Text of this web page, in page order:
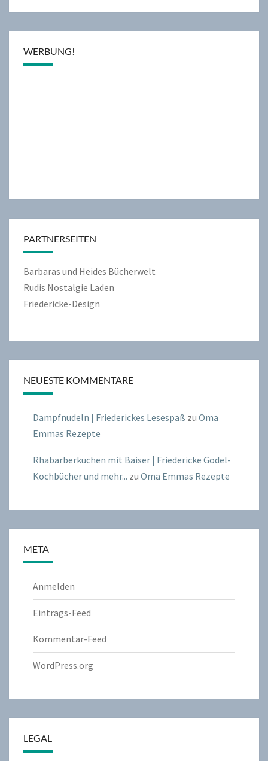
WERBUNG!
PARTNERSEITEN
Barbaras und Heides Bücherwelt
Rudis Nostalgie Laden
Friedericke-Design
NEUESTE KOMMENTARE
Dampfnudeln | Friederickes Lesespaß zu Oma
Emmas Rezepte
Rhabarberkuchen mit Baiser | Friedericke Godel-
Kochbücher und mehr... zu Oma Emmas Rezepte
META
Anmelden
Eintrags-Feed
Kommentar-Feed
WordPress.org
LEGAL